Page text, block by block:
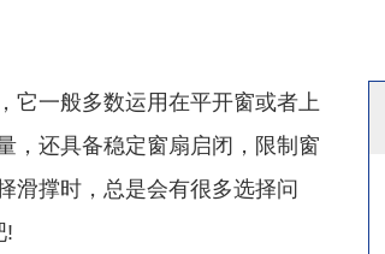
一般多数运用在平开窗或者上
，还具备稳定窗扇启闭，限制窗
滑撑时，总是会有很多选择问
!